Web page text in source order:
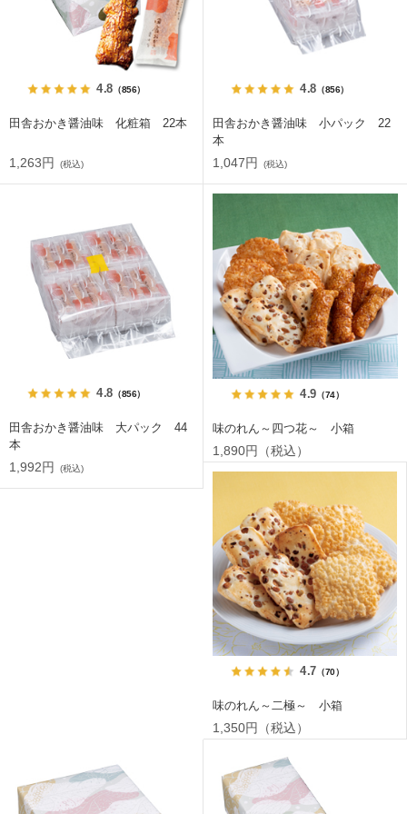
4.8（856）
田舎おかき醤油味 化粧箱 22本
1,263円 (税込)
4.8 （856）
田舎おかき醤油味 小パック 22
本
1,047円 (税込)
4.8（856）
田舎おかき醤油味 大パック 44
本
1,992円 (税込)
4.9 （74）
味のれん～四つ花～ 小箱
1,890円（税込）
4.7 （70）
味のれん～二極～ 小箱
1,350円（税込）